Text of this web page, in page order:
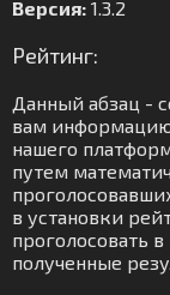
Версия: 1.3.2
Рейтинг:
Данный абзац -
вам
нашего
путем
в установки
проголосовать
полученные